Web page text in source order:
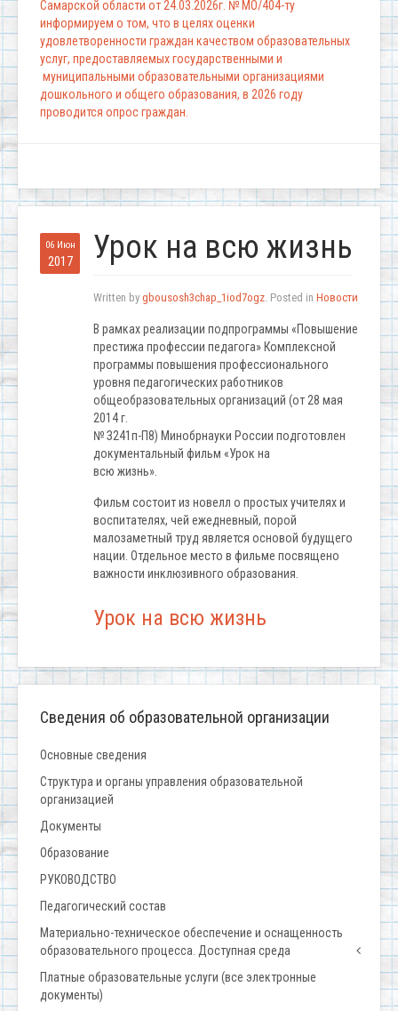
Самарской области от 24.03.2026г. № МО/404-ту
информируем о том, что в целях оценки
удовлетворенности граждан качеством образовательных
услуг, предоставляемых государственными и
муниципальными образовательными организациями
дошкольного и общего образования, в 2026 году
проводится опрос граждан.
06 Июн
2017 Урок на всю жизнь
Written by gbousosh3chap_1iod7ogz. Posted in Новости
В рамках реализации подпрограммы «Повышение
престижа профессии педагога» Комплексной
программы повышения профессионального
уровня педагогических работников
общеобразовательных организаций (от 28 мая
2014 г.
№ З241п-П8) Минобрнауки России подготовлен
документальный фильм «Урок на
всю жизнь».
Фильм состоит из новелл о простых учителях и
воспитателях, чей ежедневный, порой
малозаметный труд является основой будущего
нации. Отдельное место в фильме посвящено
важности инклюзивного образования.
Урок на всю жизнь
Сведения об образовательной организации
Основные сведения
Структура и органы управления образовательной
организацией
Документы
Образование
РУКОВОДСТВО
Педагогический состав
Материально-техническое обеспечение и оснащенность
образовательного процесса. Доступная среда
Платные образовательные услуги (все электронные
документы)